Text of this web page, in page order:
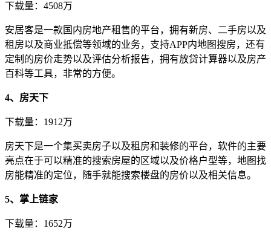
下载量：4508万
安居客是一款国内房地产租售的平台，拥有新房、二手房以及
租房以及商业抵偿等领域的业务，支持APP内地图搜房，还有
定制的房价走势以及评估分析报告，拥有放贷计算器以及房产
百科等工具，非常的方便。
4、房天下
下载量：1912万
房天下是一个集买卖房子以及租房和装修的平台，软件的主要
亮点在于可以精准的搜索房屋的区域以及价格户型等，地图找
房能精准的定位，随手就能搜索楼盘的房价以及相关信息。
5、掌上链家
下载量：1652万